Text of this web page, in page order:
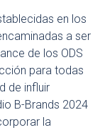
en los
a ser
de los ODS
para todas
de influir
B-Brands 2024
la